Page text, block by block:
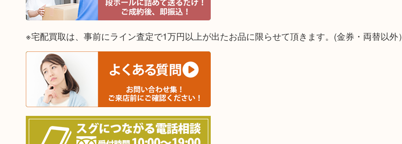
※宅配買取は、事前にライン査定で1万円以上が出たお品に限らせて頂きます。(金券・両替以外）